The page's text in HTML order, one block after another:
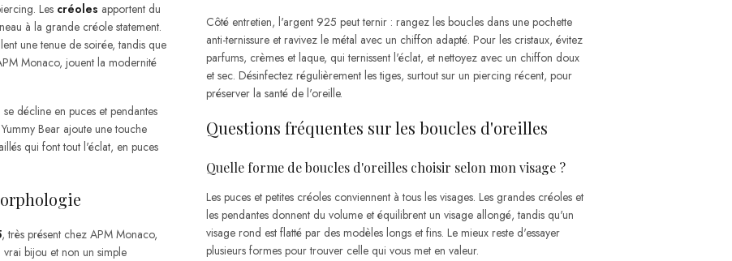
Les créoles apportent du
à la grande créole statement.
une tenue de soirée, tandis que
Monaco, jouent la modernité
se décline en puces et pendantes
Bear ajoute une touche
qui font tout l'éclat, en puces
, très présent chez APM Monaco,
bijou et non un simple
Côté entretien, l'argent 925 peut ternir : rangez les boucles dans une pochette
anti-ternissure et ravivez le métal avec un chiffon adapté. Pour les cristaux, évitez
parfums, crèmes et laque, qui ternissent l'éclat, et nettoyez avec un chiffon doux
et sec. Désinfectez régulièrement les tiges, surtout sur un piercing récent, pour
préserver la santé de l'oreille.
Questions fréquentes sur les boucles d'oreilles
Quelle forme de boucles d'oreilles choisir selon mon visage ?
Les puces et petites créoles conviennent à tous les visages. Les grandes créoles et
les pendantes donnent du volume et équilibrent un visage allongé, tandis qu'un
visage rond est flatté par des modèles longs et fins. Le mieux reste d'essayer
plusieurs formes pour trouver celle qui vous met en valeur.